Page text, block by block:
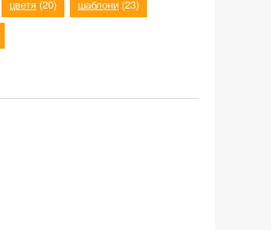
цветя (20) шаблони (23)